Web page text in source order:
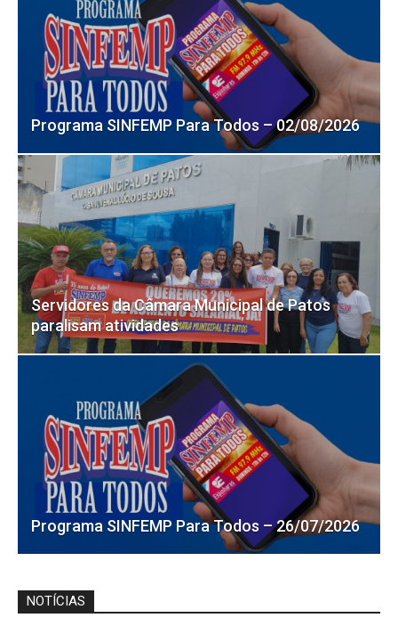
Programa SINFEMP Para Todos – 02/08/2026
Servidores da Câmara Municipal de Patos
paralisam atividades
Programa SINFEMP Para Todos – 26/07/2026
NOTÍCIAS